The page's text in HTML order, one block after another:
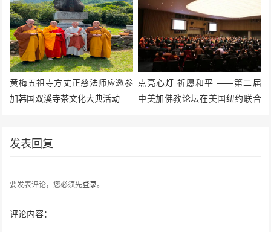
黄梅五祖寺方丈正慈法师应邀参
加韩国双溪寺茶文化大典活动
点亮心灯 祈愿和平 ——第二届
中美加佛教论坛在美国纽约联合
发表回复
要发表评论，您必须先登录。
评论内容：